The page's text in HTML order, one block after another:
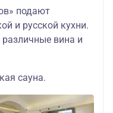
подают
и русской кухни.
вина и
сауна.